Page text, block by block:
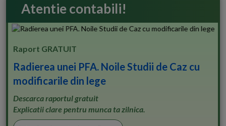
Atentie contabili!
Raport GRATUIT
Radierea unei PFA. Noile Studii de Caz cu
modificarile din lege
Descarca raportul gratuit
Explicatii clare pentru munca ta zilnica.